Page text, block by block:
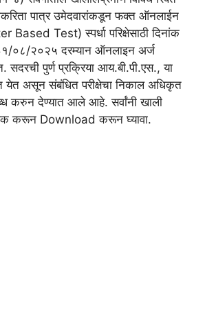
पात्र उमेदवारांकडून फक्त ऑनलाईन
Based Test) स्पर्धा परिक्षेसाठी दिनांक
०८/२०२५ दरम्यान ऑनलाइन अर्ज
सदरची पुर्ण प्रक्रिया आय.बी.पी.एस., या
येत असून संबंधित परीक्षेचा निकाल अधिकृत
करुन देण्यात आले आहे. सर्वांनी खाली
करून Download करून घ्यावा.